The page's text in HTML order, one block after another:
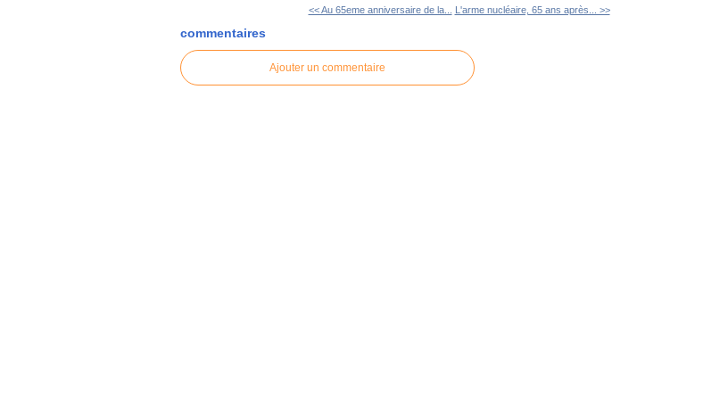
<< Au 65eme anniversaire de la... L'arme nucléaire, 65 ans après... >>
commentaires
Ajouter un commentaire